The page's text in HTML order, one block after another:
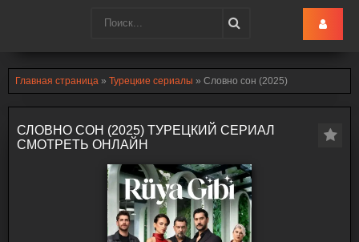
Главная страница » Турецкие сериалы » Словно сон (2025)
СЛОВНО СОН (2025) ТУРЕЦКИЙ СЕРИАЛ
СМОТРЕТЬ ОНЛАЙН
Turk-Ru.lol